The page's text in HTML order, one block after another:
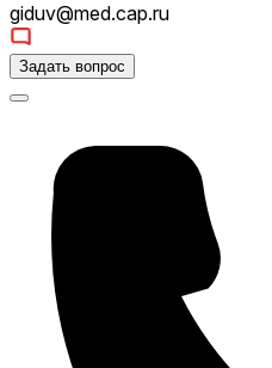
giduv@med.cap.ru
Задать вопрос